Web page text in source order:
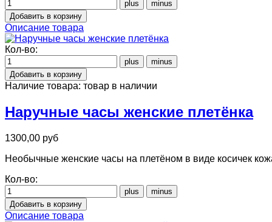
Описание товара
Кол-во:
Наличие товара: товар в наличии
Наручные часы женские плетёнка
1300,00 руб
Необычные женские часы на плетёном в виде косичек
Кол-во:
Описание товара